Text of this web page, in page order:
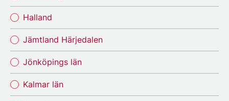
Halland
Jämtland Härjedalen
Jönköpings län
Kalmar län